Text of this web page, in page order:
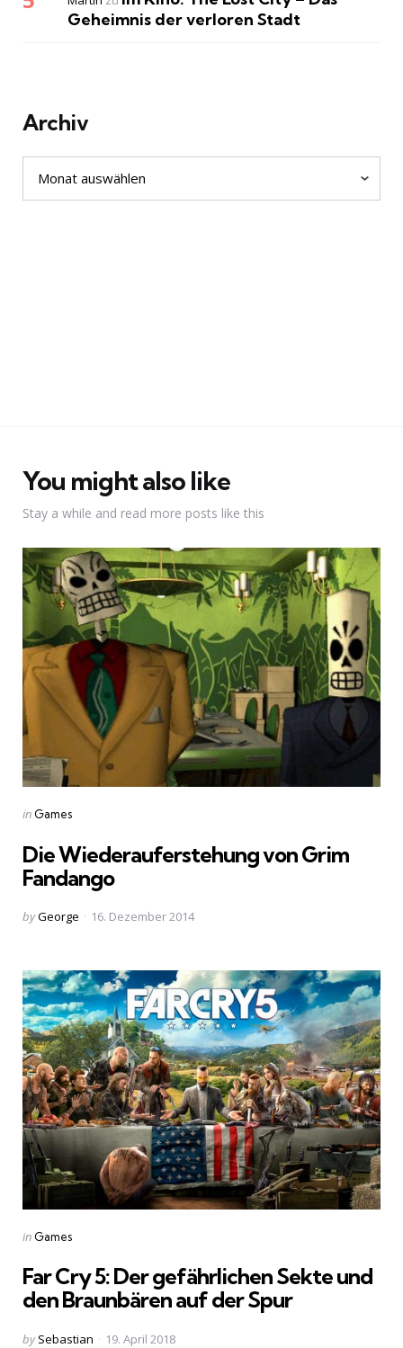
Geheimnis der verloren Stadt
Archiv
You might also like
Stay a while and read more posts like this
Categories
Posted
in Games
Die Wiederauferstehung von Grim
Fandango
Posted
byGeorge 16. Dezember 2014
Categories
Posted
in Games
Far Cry 5: Der gefährlichen Sekte und
den Braunbären auf der Spur
Posted
by Sebastian 19. April 2018